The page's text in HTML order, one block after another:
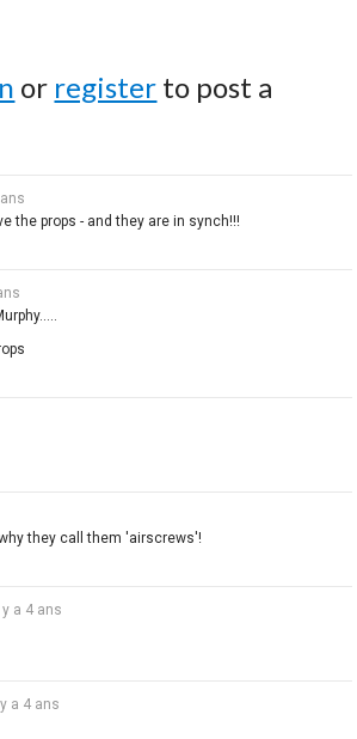
or register to post a
the props - and they are in synch!!!
they call them 'airscrews'!
y a 4 ans
a 4 ans